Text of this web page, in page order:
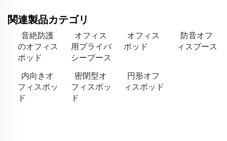
関連製品カテゴリ
音絶防護
のオフィス
ポッド
オフィス
用プライバ
シーブース
オフィス
ポッド
防音オフ
ィスブース
内向きオ
フィスポッ
ド
密閉型オ
フィスポッ
ド
円形オフ
ィスポッド